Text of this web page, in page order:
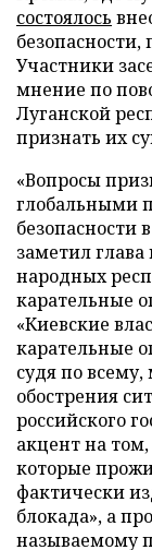
состоялось
Участники
мнение по
Луганской
признать их
«Вопросы
глобальными
безопасности
заметил
народных
карательные
«Киевские
карательные
судя по
обострения
российского
акцент на
которые
фактически
блокада», а
называемому